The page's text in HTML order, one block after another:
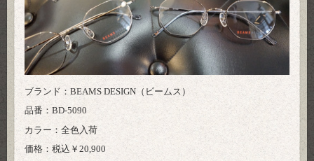
ブランド：BEAMS DESIGN（ビームス）
品番：BD-5090
カラー：全色入荷
価格：税込￥20,900